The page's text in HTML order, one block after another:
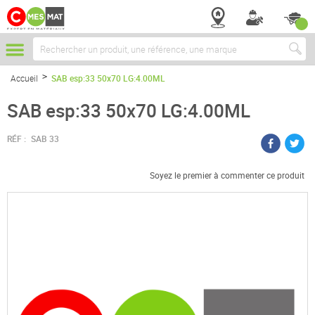
Chercher
Accueil SAB esp:33 50x70 LG:4.00ML
SAB esp:33 50x70 LG:4.00ML
RÉF : SAB 33
Soyez le premier à commenter ce produit
Passer